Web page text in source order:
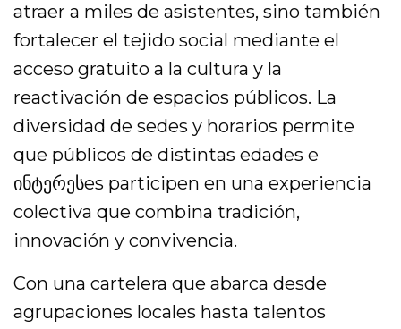
atraer a miles de asistentes, sino también
fortalecer el tejido social mediante el
acceso gratuito a la cultura y la
reactivación de espacios públicos. La
diversidad de sedes y horarios permite
que públicos de distintas edades e
ინტერესes participen en una experiencia
colectiva que combina tradición,
innovación y convivencia.
Con una cartelera que abarca desde
agrupaciones locales hasta talentos